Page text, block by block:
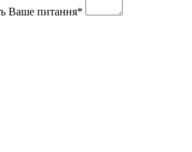
Ваше питання*